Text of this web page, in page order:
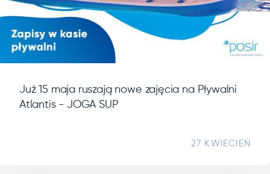
Już 15 maja ruszają nowe zajęcia na Pływalni
Atlantis - JOGA SUP
27 KWIECIEŃ